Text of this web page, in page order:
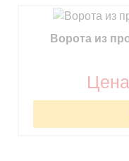
Ворота из